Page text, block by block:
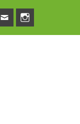
Mail